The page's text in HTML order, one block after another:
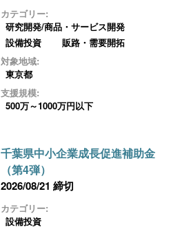
カテゴリー:
研究開発/商品・サービス開発
設備投資
販路・需要開拓
対象地域:
東京都
支援規模:
500万～1000万円以下
千葉県中小企業成長促進補助金
（第4弾）
2026/08/21 締切
カテゴリー:
設備投資